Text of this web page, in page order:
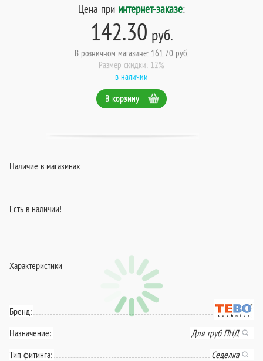
Цена при интернет-заказе:
142.30 руб.
В розничном магазине: 161.70 руб.
Размер скидки: 12%
в наличии
В корзину
Наличие в магазинах
Есть в наличии!
Характеристики
Бренд:
Назначение:
Для труб ПНД
Тип фитинга:
Седелка